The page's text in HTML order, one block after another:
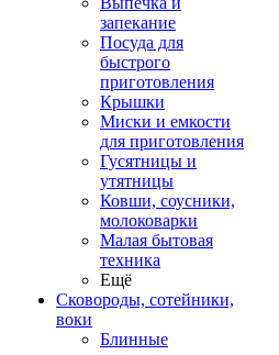
запекание
Посуда для
быстрого
приготовления
Крышки
Миски и емкости
для приготовления
Гусятницы и
утятницы
Ковши, соусники,
молоковарки
Малая бытовая
техника
Ещё
Сковороды, сотейники,
воки
Блинные